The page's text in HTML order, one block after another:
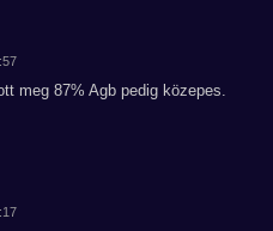
meg 87% Agb pedig közepes.